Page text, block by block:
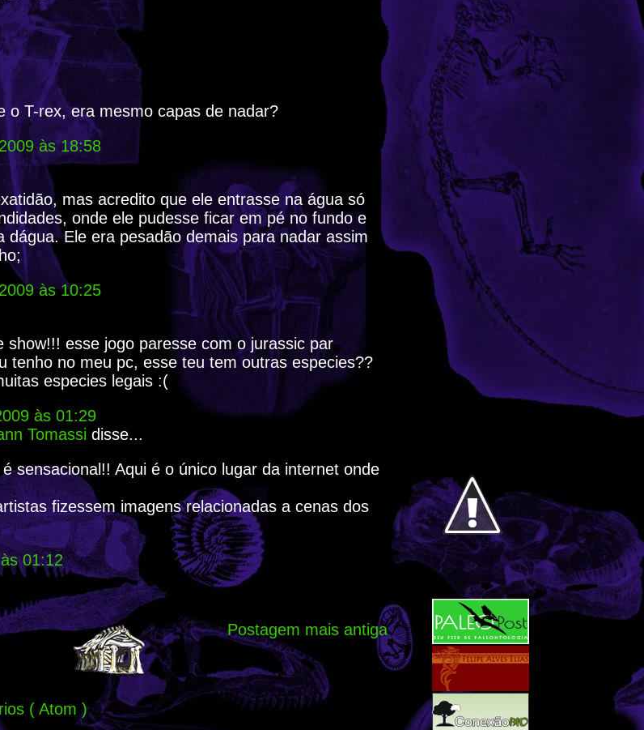
o T-rex, era mesmo capas de nadar?
às 18:58
mas acredito que ele entrasse na água só
onde ele pudesse ficar em pé no fundo e
dágua. Ele era pesadão demais para nadar assim
às 10:25
show!!! esse jogo paresse com o jurassic par
tenho no meu pc, esse teu tem outras especies??
especies legais :(
às 01:29
Tomassi disse...
sensacional!! Aqui é o único lugar da internet onde
fizessem imagens relacionadas a cenas dos
01:12
Postagem mais antiga
( Atom )